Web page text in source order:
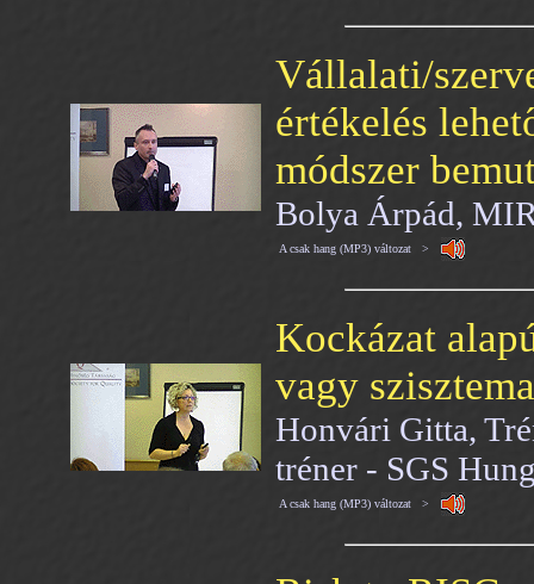
Vállalati/
értékelés
módszer
Bolya Árpád,
A csak hang (MP3) változat >
Kockázat
vagy
Honvári Gitta,
tréner - SGS
A csak hang (MP3) változat >